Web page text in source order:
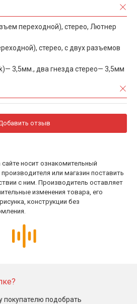
переходной), стерео, Лютнер
стерео, с двух разъемов
3,5мм., два гнезда стерео— 3,5мм
отзыв
носит ознакомительный
или магазин поставить
с ним. Производитель оставляет
изменения товара, его
конструкции без
подобрать